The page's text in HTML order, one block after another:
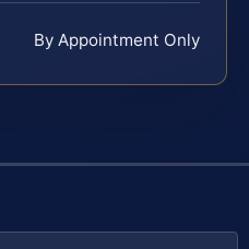
By Appointment Only